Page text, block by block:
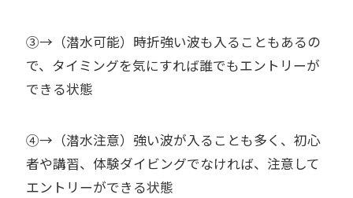
③→（潜水可能）時折強い波も入ることもあるの
で、タイミングを気にすれば誰でもエントリーが
できる状態
④→（潜水注意）強い波が入ることも多く、初心
者や講習、体験ダイビングでなければ、注意して
エントリーができる状態